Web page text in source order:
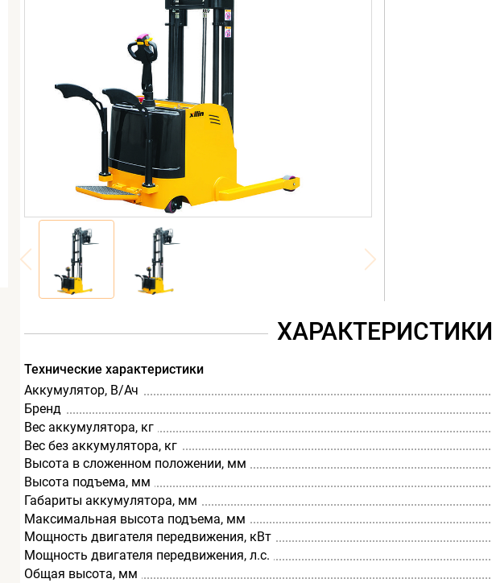
ХАРАКТЕРИСТИКИ
Технические характеристики
Аккумулятор, В/Ач
Бренд
Вес аккумулятора, кг
Вес без аккумулятора, кг
Высота в сложенном положении, мм
Высота подъема, мм
Габариты аккумулятора, мм
Максимальная высота подъема, мм
Мощность двигателя передвижения, кВт
Мощность двигателя передвижения, л.с.
Общая высота, мм